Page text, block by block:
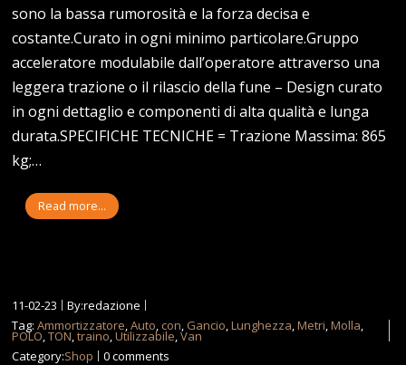
sono la bassa rumorosità e la forza decisa e
costante.Curato in ogni minimo particolare.Gruppo
acceleratore modulabile dall’operatore attraverso una
leggera trazione o il rilascio della fune – Design curato
in ogni dettaglio e componenti di alta qualità e lunga
durata.SPECIFICHE TECNICHE = Trazione Massima: 865
kg;…
Read more...
11-02-23
By:redazione
Tag:Ammortizzatore,Auto, con, Gancio,Lunghezza,Metri,Molla,
POLO,TON,traino,Utilizzabile,Van
Category:Shop 0 comments